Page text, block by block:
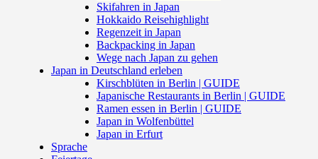
Skifahren in Japan
Hokkaido Reisehighlight
Regenzeit in Japan
Backpacking in Japan
Wege nach Japan zu gehen
Japan in Deutschland erleben
Kirschblüten in Berlin | GUIDE
Japanische Restaurants in Berlin | GUIDE
Ramen essen in Berlin | GUIDE
Japan in Wolfenbüttel
Japan in Erfurt
Sprache